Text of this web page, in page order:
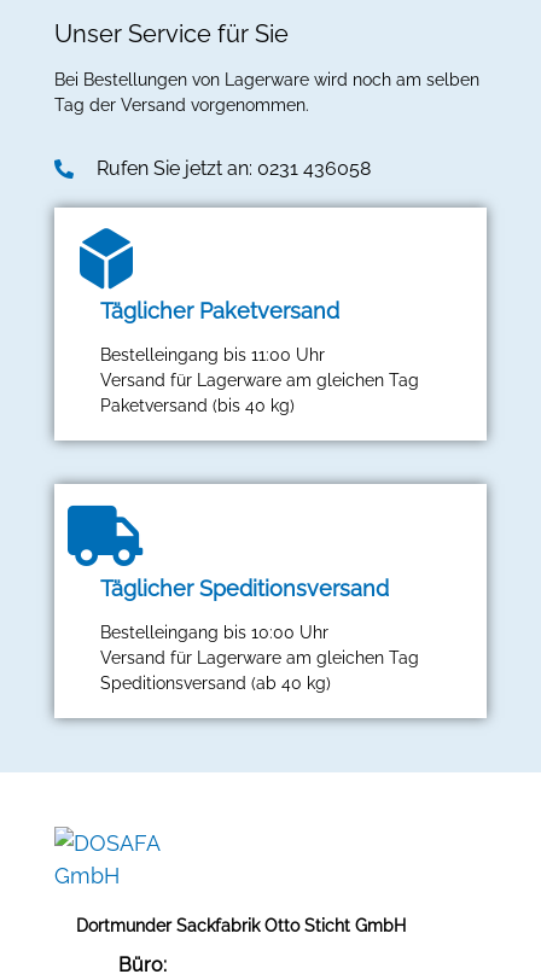
Unser Service für Sie
Bei Bestellungen von Lagerware wird noch am selben
Tag der Versand vorgenommen.
Rufen Sie jetzt an: 0231 436058
Täglicher Paketversand
Bestelleingang bis 11:00 Uhr
Versand für Lagerware am gleichen Tag
Paketversand (bis 40 kg)
Täglicher Speditionsversand
Bestelleingang bis 10:00 Uhr
Versand für Lagerware am gleichen Tag
Speditionsversand (ab 40 kg)
Dortmunder Sackfabrik Otto Sticht GmbH
Büro: